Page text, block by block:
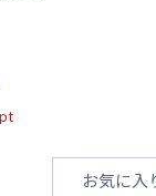
pt
お気に入